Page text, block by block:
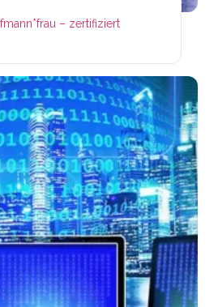
– zertifiziert